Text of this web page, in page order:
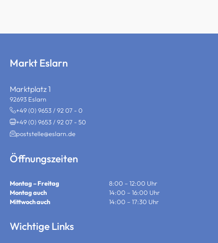
Markt Eslarn
Marktplatz 1
92693 Eslarn
+49 (0) 9653 / 92 07 - 0
+49 (0) 9653 / 92 07 - 50
poststelle@eslarn.de
Öffnungszeiten
Montag – Freitag
8:00 – 12:00 Uhr
Montag auch
14:00 – 16:00 Uhr
Mittwoch auch
14:00 – 17:30 Uhr
Wichtige Links